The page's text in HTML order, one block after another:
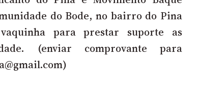
do Bode, no bairro do Pina
para prestar suporte as
(enviar comprovante para
)